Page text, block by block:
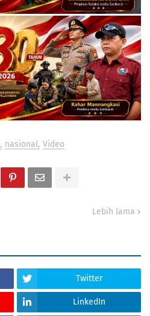
nasional Video
Lebih lama
Twitter
LinkedIn